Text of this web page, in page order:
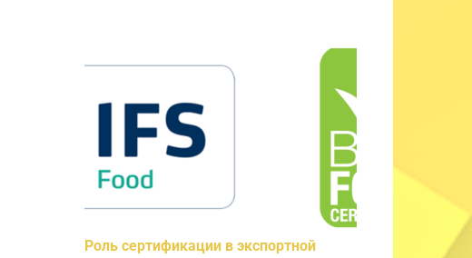
Роль сертификации в экспортной